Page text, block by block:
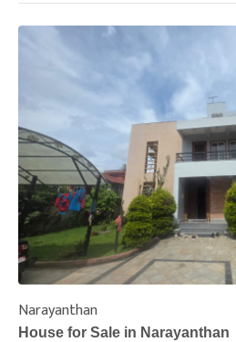
Narayanthan
House for Sale in Narayanthan